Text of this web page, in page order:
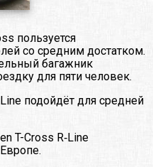
пользуется
со средним достатком.
багажник
для пяти человек.
подойдёт для средней
T-Cross R‑Line